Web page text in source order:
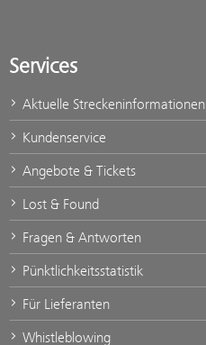
Services
Aktuelle Streckeninformationen
Kundenservice
Angebote & Tickets
Lost & Found
Fragen & Antworten
Pünktlichkeitsstatistik
Für Lieferanten
Whistleblowing